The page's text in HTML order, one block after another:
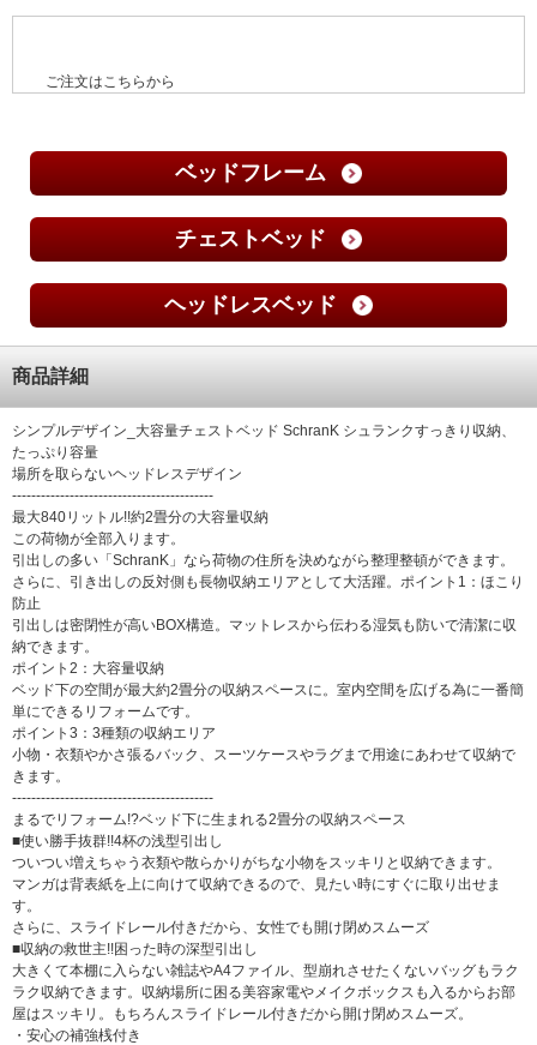
ご注文はこちらから
ベッドフレーム
チェストベッド
ヘッドレスベッド
商品詳細
シンプルデザイン_大容量チェストベッド SchranK シュランクすっきり収納、
たっぷり容量
場所を取らないヘッドレスデザイン
------------------------------------------
最大840リットル!!約2畳分の大容量収納
この荷物が全部入ります。
引出しの多い「SchranK」なら荷物の住所を決めながら整理整頓ができます。
さらに、引き出しの反対側も長物収納エリアとして大活躍。ポイント1：ほこり
防止
引出しは密閉性が高いBOX構造。マットレスから伝わる湿気も防いで清潔に収
納できます。
ポイント2：大容量収納
ベッド下の空間が最大約2畳分の収納スペースに。室内空間を広げる為に一番簡
単にできるリフォームです。
ポイント3：3種類の収納エリア
小物・衣類やかさ張るバック、スーツケースやラグまで用途にあわせて収納で
きます。
------------------------------------------
まるでリフォーム!?ベッド下に生まれる2畳分の収納スペース
■使い勝手抜群!!4杯の浅型引出し
ついつい増えちゃう衣類や散らかりがちな小物をスッキリと収納できます。
マンガは背表紙を上に向けて収納できるので、見たい時にすぐに取り出せま
す。
さらに、スライドレール付きだから、女性でも開け閉めスムーズ
■収納の救世主!!困った時の深型引出し
大きくて本棚に入らない雑誌やA4ファイル、型崩れさせたくないバッグもラク
ラク収納できます。収納場所に困る美容家電やメイクボックスも入るからお部
屋はスッキリ。もちろんスライドレール付きだから開け閉めスムーズ。
・安心の補強桟付き